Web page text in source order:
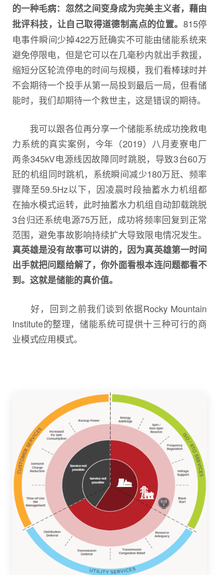
的一种毛病：忽然之间变身成为完美主义者，藉由
批评科技，让自己取得道德制高点的位置。 815停
电事件瞬间少掉422万瓩确实不可能由储能系统来
避免停限电，但是它可以在几毫秒内就出手救援，
缩短分区轮流停电的时间与规模，我们看棒球时并
不会期待一个投手从第一局投到最后一局，但看储
能时，我们却期待一个救世主，这是错误的期待。
我可以跟各位再分享一个储能系统成功挽救电
力系统的真实案例，今年（2019）八月麦寮电厂
两条345kV电源线因故障同时跳脱，导致3台60万
瓩的机组同时跳机，系统瞬间减少180万瓩、频率
骤降至59.5Hz以下，因凌晨时段抽蓄水力机组都
在抽水模式运转，此时抽蓄水力机组自动卸载跳脱
3台归还系统电源75万瓩，成功将频率回复到正常
范围，避免事故影响持续扩大导致限电情况发生。
真英雄是没有故事可以讲的，因为真英雄第一时间
出手就把问题给解了，你外面看根本连问题都看不
到。这就是储能的真价值。
好，回到之前我们谈到依据Rocky Mountain
Institute的整理，储能系统可提供十三种可行的商
业模式∕应用模式。